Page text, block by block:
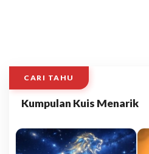
CARI TAHU
Kumpulan Kuis Menarik